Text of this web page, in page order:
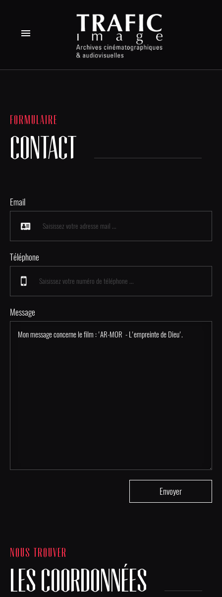
menu
FORMULAIRE
CONTACT
Email
Téléphone
Message
NOUS TROUVER
LES COORDONNÉES